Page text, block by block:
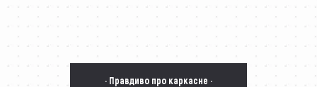
· Правдиво про каркасне ·